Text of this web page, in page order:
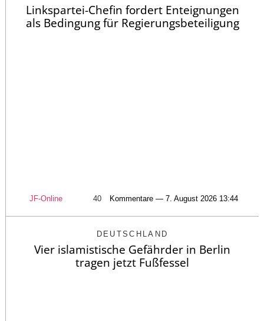
Linkspartei-Chefin fordert Enteignungen
als Bedingung für Regierungsbeteiligung
JF-Online 40 Kommentare — 7. August 2026 13:44
DEUTSCHLAND
Vier islamistische Gefährder in Berlin
tragen jetzt Fußfessel